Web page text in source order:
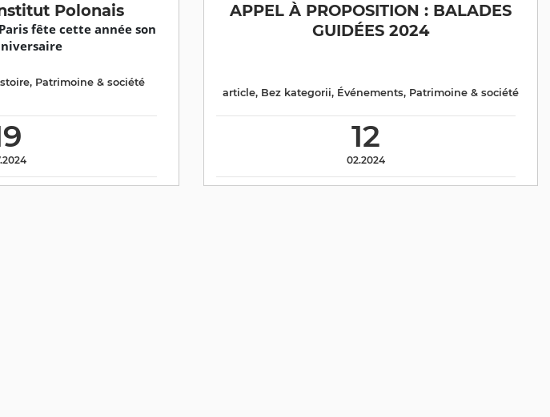
Polonais
fête cette année son
, Patrimoine & société
APPEL À PROPOSITION : BALADES
GUIDÉES 2024
12
02.2024
article, Bez kategorii, Événements, Patrimoine & société